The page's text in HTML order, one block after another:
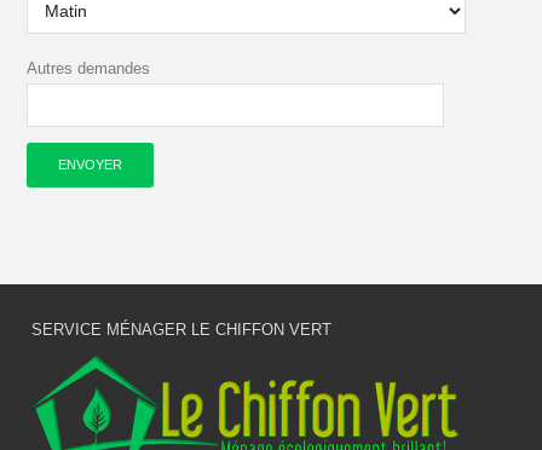
Autres demandes
SERVICE MÉNAGER LE CHIFFON VERT